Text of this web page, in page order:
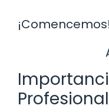
¡Comencemos!